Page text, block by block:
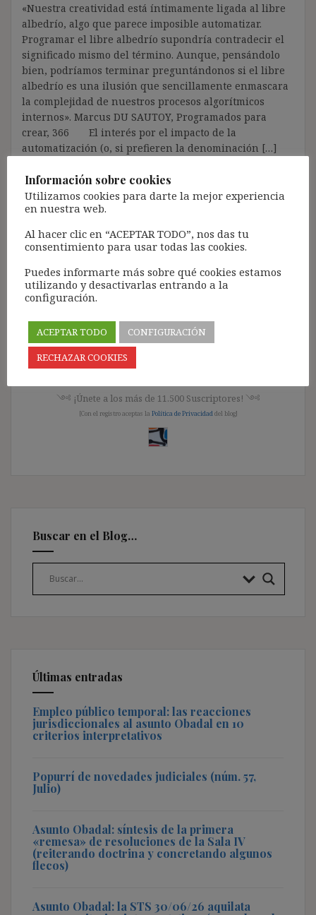
«Nuestra creatividad está íntimamente ligada al libre
albedrío, algo que parece imposible automatizar.
Programar el libre albedrío supondría contradecir el
significado mismo del término. Aunque, pensándolo
bien, podríamos terminar preguntándonos si el libre
albedrío es una ilusión que sencillamente enmascara
la complejidad de nuestros procesos algorítmicos
internos». Marcus DU SAUTOY, Programados para
crear, 366 El interés por el impacto de la
automatización (o, si prefieren la denominación […]
Acceso para Suscribirse al Blog (GRATIS):
Pincha aquí
༺ ¡Únete a los más de 11.500 Suscriptores! ༺
[Con el registro aceptas la Política de Privacidad del blog]
Buscar en el Blog…
Últimas entradas
Empleo público temporal: las reacciones
jurisdiccionales al asunto Obadal en 10
criterios interpretativos
Popurrí de novedades judiciales (núm. 57,
Julio)
Asunto Obadal: síntesis de la primera
«remesa» de resoluciones de la Sala IV
(reiterando doctrina y concretando algunos
flecos)
Asunto Obadal: la STS 30/06/26 aquilata
Información sobre cookies
Utilizamos cookies para darte la mejor experiencia
en nuestra web.
Al hacer clic en “ACEPTAR TODO”, nos das tu
consentimiento para usar todas las cookies.
Puedes informarte más sobre qué cookies estamos
utilizando y desactivarlas entrando a la
configuración.
ACEPTAR TODO
CONFIGURACIÓN
RECHAZAR COOKIES